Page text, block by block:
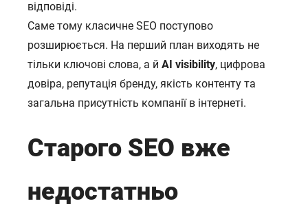
відповіді.
Саме тому класичне SEO поступово
розширюється. На перший план виходять не
тільки ключові слова, а й AI visibility, цифрова
довіра, репутація бренду, якість контенту та
загальна присутність компанії в інтернеті.
Старого SEO вже
недостатньо